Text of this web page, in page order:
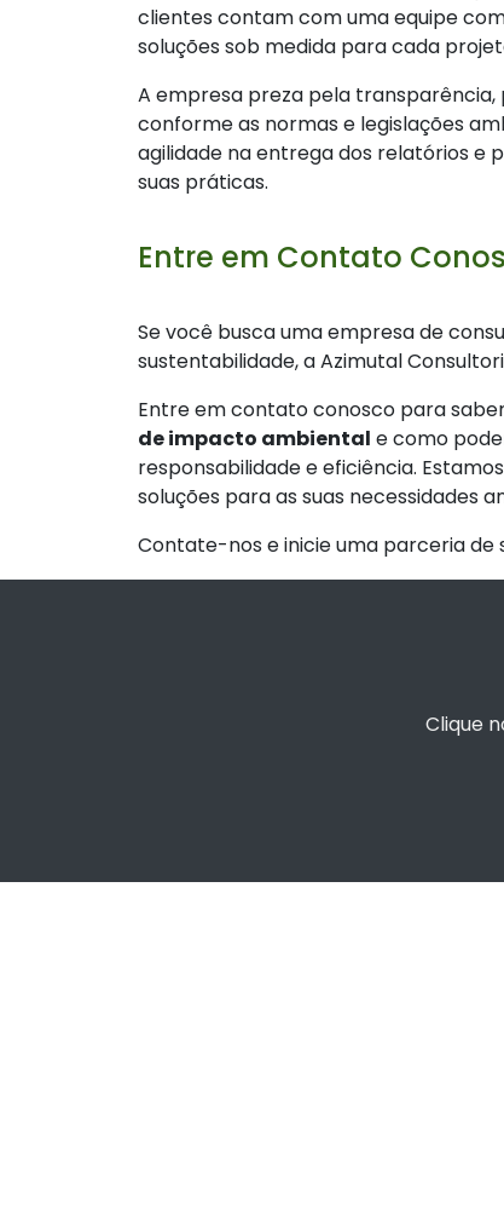
clientes contam com uma equipe
soluções sob medida para cada
A empresa preza pela transparência,
conforme as normas e legislações
agilidade na entrega dos relatórios e
suas práticas.
Entre em Contato
Se você busca uma empresa de
sustentabilidade, a Azimutal
Entre em contato conosco para
de impacto ambiental e como
responsabilidade e eficiência.
soluções para as suas necessidades
Contate-nos e inicie uma parceria de
Clique